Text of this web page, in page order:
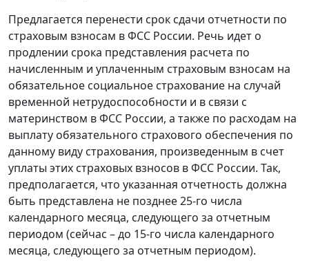
Предлагается перенести срок сдачи отчетности по
страховым взносам в ФСС России. Речь идет о
продлении срока представления расчета по
начисленным и уплаченным страховым взносам на
обязательное социальное страхование на случай
временной нетрудоспособности и в связи с
материнством в ФСС России, а также по расходам на
выплату обязательного страхового обеспечения по
данному виду страхования, произведенным в счет
уплаты этих страховых взносов в ФСС России. Так,
предполагается, что указанная отчетность должна
быть представлена не позднее 25-го числа
календарного месяца, следующего за отчетным
периодом (сейчас – до 15-го числа календарного
месяца, следующего за отчетным периодом).